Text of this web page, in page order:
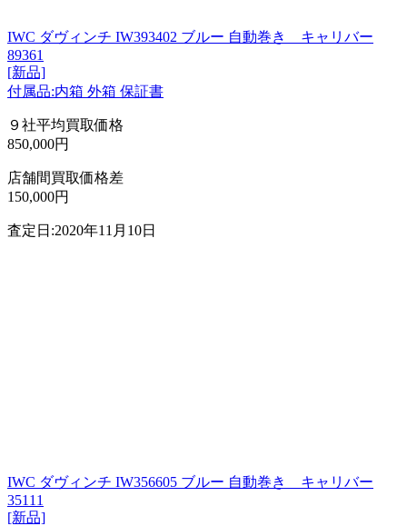
IWC ダヴィンチ IW393402 ブルー 自動巻き キャリバー
89361
[新品]
付属品:内箱 外箱 保証書
９社平均買取価格
850,000円
店舗間買取価格差
150,000円
査定日:2020年11月10日
IWC ダヴィンチ IW356605 ブルー 自動巻き キャリバー
35111
[新品]